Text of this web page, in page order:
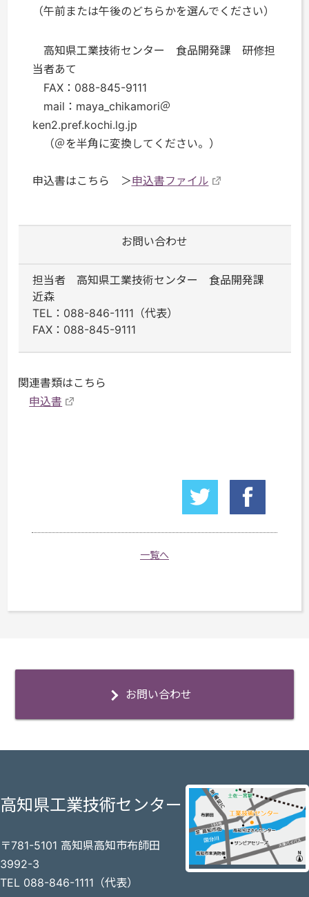
（午前または午後のどちらかを選んでください）
高知県工業技術センター 食品開発課 研修担
当者あて
FAX：088-845-9111
mail：maya_chikamori＠
ken2.pref.kochi.lg.jp
（＠を半角に変換してください。）
申込書はこちら ＞申込書ファイル
お問い合わせ
担当者 高知県工業技術センター 食品開発課
近森
TEL：088-846-1111（代表）
FAX：088-845-9111
関連書類はこちら
申込書
一覧へ
お問い合わせ
高知県工業技術センター
〒781-5101 高知県高知市布師田
3992-3
TEL 088-846-1111（代表）